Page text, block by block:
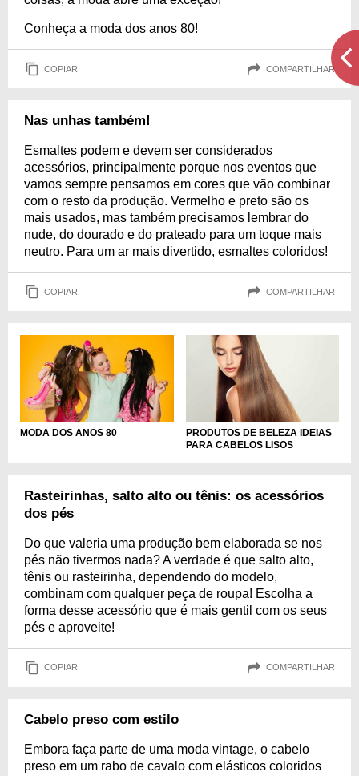
Conheça a moda dos anos 80!
COPIAR COMPARTILHAR
Nas unhas também!
Esmaltes podem e devem ser considerados
acessórios, principalmente porque nos eventos que
vamos sempre pensamos em cores que vão combinar
com o resto da produção. Vermelho e preto são os
mais usados, mas também precisamos lembrar do
nude, do dourado e do prateado para um toque mais
neutro. Para um ar mais divertido, esmaltes coloridos!
COPIAR COMPARTILHAR
MODA DOS ANOS 80
PRODUTOS DE BELEZA IDEIAS
PARA CABELOS LISOS
Rasteirinhas, salto alto ou tênis: os acessórios
dos pés
Do que valeria uma produção bem elaborada se nos
pés não tivermos nada? A verdade é que salto alto,
tênis ou rasteirinha, dependendo do modelo,
combinam com qualquer peça de roupa! Escolha a
forma desse acessório que é mais gentil com os seus
pés e aproveite!
COPIAR COMPARTILHAR
Cabelo preso com estilo
Embora faça parte de uma moda vintage, o cabelo
preso em um rabo de cavalo com elásticos coloridos